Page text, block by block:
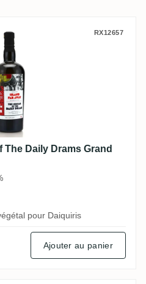
Of The Daily Drams
RX12657
The Daily Drams Grand
pour Daiquiris
Ajouter au panier